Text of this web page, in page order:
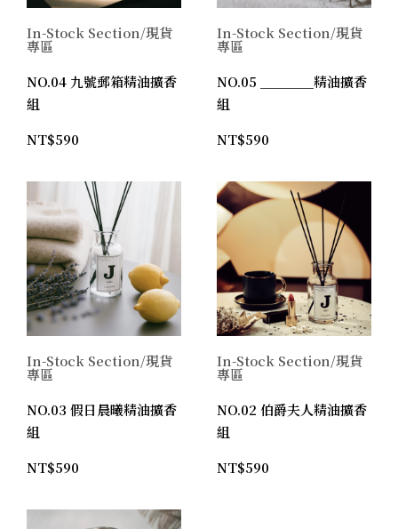
In-Stock Section/現貨
專區
NO.04 九號郵箱精油擴香
組
NT$590
In-Stock Section/現貨
專區
NO.05 ＿＿＿＿精油擴香
組
NT$590
In-Stock Section/現貨
專區
NO.03 假日晨曦精油擴香
組
NT$590
In-Stock Section/現貨
專區
NO.02 伯爵夫人精油擴香
組
NT$590